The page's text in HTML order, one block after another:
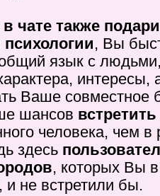
чате также
, Вы
язык с
интересы,
Ваше совместное
шансов встретить
человека, чем в
здесь
, которых Вы
и не встретили бы.